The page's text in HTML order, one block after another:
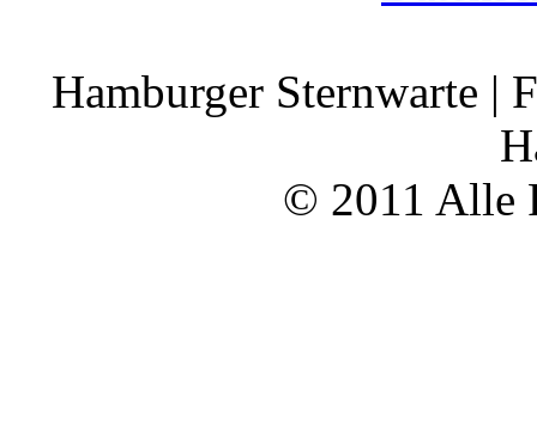
Hamburger Sternwarte |
© 2011 Alle